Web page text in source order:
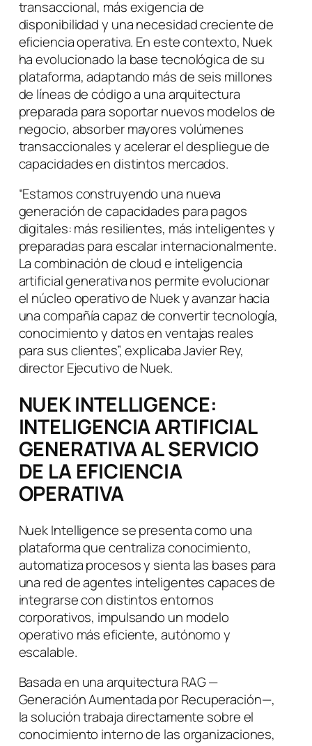
transaccional, más exigencia de
disponibilidad y una necesidad creciente de
eficiencia operativa. En este contexto, Nuek
ha evolucionado la base tecnológica de su
plataforma, adaptando más de seis millones
de líneas de código a una arquitectura
preparada para soportar nuevos modelos de
negocio, absorber mayores volúmenes
transaccionales y acelerar el despliegue de
capacidades en distintos mercados.
“Estamos construyendo una nueva
generación de capacidades para pagos
digitales: más resilientes, más inteligentes y
preparadas para escalar internacionalmente.
La combinación de cloud e inteligencia
artificial generativa nos permite evolucionar
el núcleo operativo de Nuek y avanzar hacia
una compañía capaz de convertir tecnología,
conocimiento y datos en ventajas reales
para sus clientes”, explicaba Javier Rey,
director Ejecutivo de Nuek.
NUEK INTELLIGENCE:
INTELIGENCIA ARTIFICIAL
GENERATIVA AL SERVICIO
DE LA EFICIENCIA
OPERATIVA
Nuek Intelligence se presenta como una
plataforma que centraliza conocimiento,
automatiza procesos y sienta las bases para
una red de agentes inteligentes capaces de
integrarse con distintos entornos
corporativos, impulsando un modelo
operativo más eficiente, autónomo y
escalable.
Basada en una arquitectura RAG —
Generación Aumentada por Recuperación—,
la solución trabaja directamente sobre el
conocimiento interno de las organizaciones,